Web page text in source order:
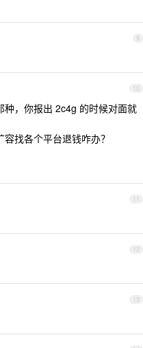
9
10
种，你报出 2c4g 的时候对面就
找各个平台退钱咋办？
11
12
13